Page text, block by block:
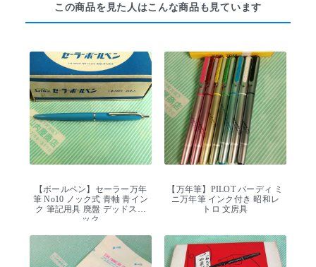
この商品を見た人はこんな商品も見ています
【ボールペン】セーラー万年
筆 No10 ノック式 青軸 青イン
ク 筆記用具 廃盤 デッドスト
ック
【万年筆】PILOT バーディ ミ
ニ万年筆 インク付き 昭和レ
トロ 文房具